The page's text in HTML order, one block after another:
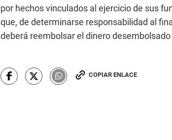
por hechos vinculados al ejercicio de sus
que, de determinarse responsabilidad al
deberá reembolsar el dinero desembolsado
COPIAR ENLACE